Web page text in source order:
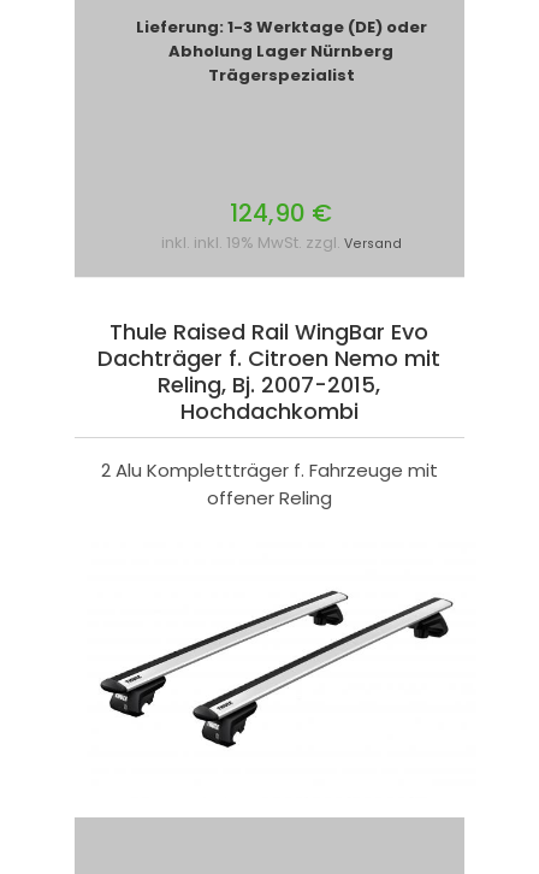
Lieferung: 1-3 Werktage (DE) oder
Abholung Lager Nürnberg
Trägerspezialist
124,90 €
inkl. inkl. 19% MwSt. zzgl. Versand
Thule Raised Rail WingBar Evo
Dachträger f. Citroen Nemo mit
Reling, Bj. 2007-2015,
Hochdachkombi
2 Alu Komplettträger f. Fahrzeuge mit
offener Reling